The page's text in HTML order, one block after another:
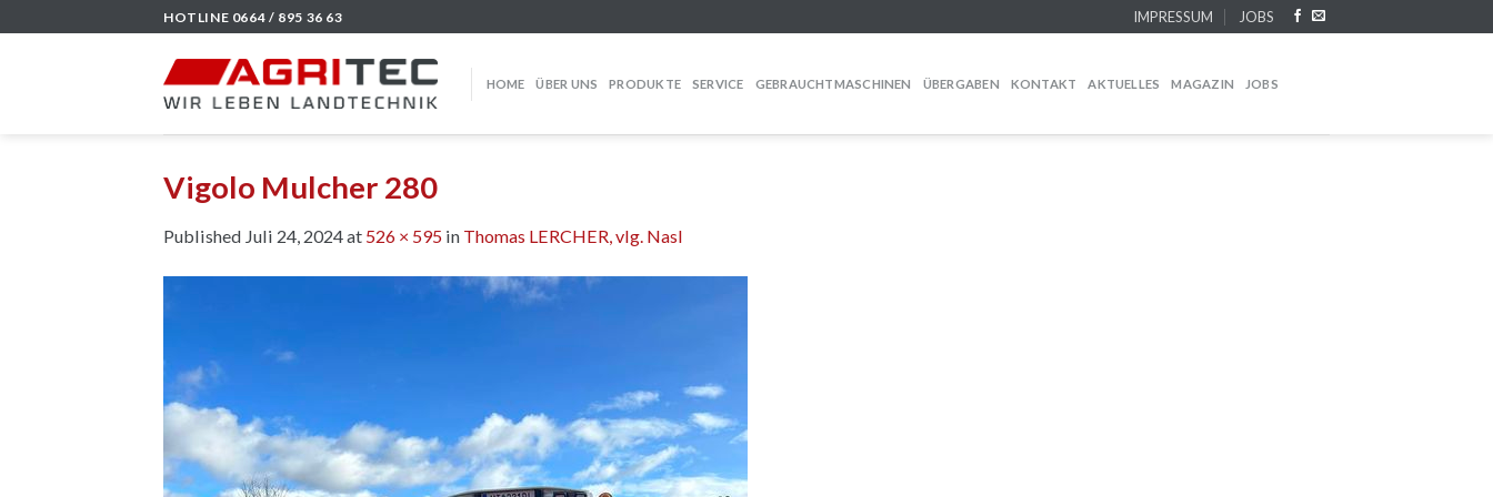
to
HOTLINE 0664 / 895 36 63 IMPRESSUM JOBS
HOME ÜBER UNS PRODUKTE SERVICE GEBRAUCHTMASCHINEN ÜBERGABEN KONTAKT AKTUELLES MAGAZIN JOBS
Vigolo Mulcher 280
Published Juli 24, 2024at 526 × 595 in Thomas LERCHER, vlg. Nasl